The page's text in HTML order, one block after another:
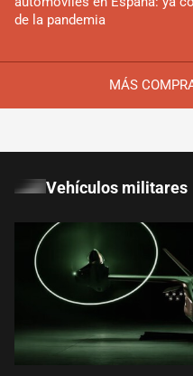
MÁS
de la pandemia
Vehículos militares